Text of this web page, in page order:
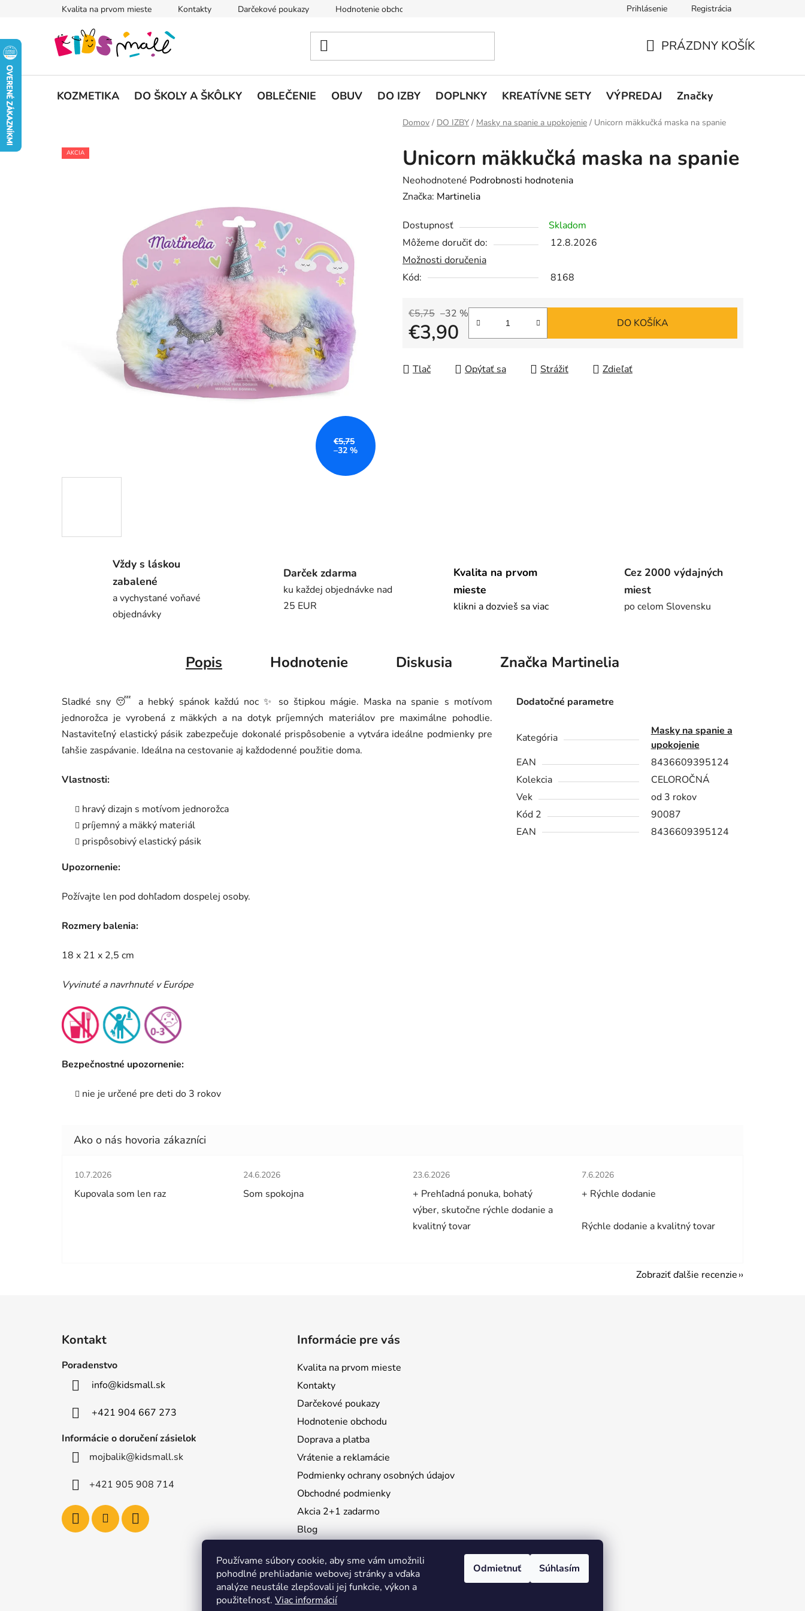
Používame súbory cookie, aby sme vám umožnili
pohodlné prehliadanie webovej stránky a vďaka
analýze neustále zlepšovali jej funkcie, výkon a
použiteľnosť. Viac informácií
Odmietnuť Súhlasím
Kvalita na prvom mieste Kontakty Darčekové poukazy Hodnotenie obchodu Podmienky ochrany osobných údajov
Prihlásenie Registrácia
KOŠÍK
PRÁZDNY KOŠÍK
KOZMETIKA DO ŠKOLY A ŠKÔLKY OBLEČENIE OBUV DO IZBY DOPLNKY KREATÍVNE SETY VÝPREDAJ Značky
Domov / DO IZBY / Masky na spanie a upokojenie / Unicorn mäkkučká maska na spanie
Unicorn mäkkučká maska na spanie
Priemerné
hodnotenie
je
0,0
z
5
Neohodnotené Podrobnosti hodnotenia
Značka: Martinelia
Dostupnosť
Skladom
Môžeme doručiť do:
12.8.2026
Možnosti doručenia
Kód:
8168
€5,75 –32 %
€3,90 DO KOŠÍKA
Tlač Opýtať sa Strážiť Zdieľať
AKCIA
€5,75
–32 %
Vždy s láskou
zabalené
a vychystané voňavé
objednávky
Darček zdarma
ku každej objednávke nad
25 EUR
Kvalita na prvom
mieste
klikni a dozvieš sa viac
Cez 2000 výdajných
miest
po celom Slovensku
Popis Hodnotenie Diskusia Značka Martinelia
Sladké sny 😴 a hebký spánok každú noc ✨ so štipkou mágie. Maska na spanie s motívom
jednorožca je vyrobená z mäkkých a na dotyk príjemných materiálov pre maximálne pohodlie.
Nastaviteľný elastický pásik zabezpečuje dokonalé prispôsobenie a vytvára ideálne podmienky pre
ľahšie zaspávanie. Ideálna na cestovanie aj každodenné použitie doma.
Vlastnosti:
hravý dizajn s motívom jednorožca
príjemný a mäkký materiál
prispôsobivý elastický pásik
Upozornenie:
Požívajte len pod dohľadom dospelej osoby.
Rozmery balenia:
18 x 21 x 2,5 cm
Vyvinuté a navrhnuté v Európe
Bezpečnostné upozornenie:
nie je určené pre deti do 3 rokov
Dodatočné parametre
Kategória
Masky na spanie a
upokojenie
EAN
8436609395124
Kolekcia
CELOROČNÁ
Vek
od 3 rokov
Kód 2
90087
EAN
8436609395124
Hodnotenie obchodu je 5 z 5 hviezdičiek.
10.7.2026
Kupovala som len raz
Hodnotenie obchodu je 5 z 5 hviezdičiek.
24.6.2026
Som spokojna
Hodnotenie obchodu je 5 z 5 hviezdičiek.
23.6.2026
+ Prehľadná ponuka, bohatý
výber, skutočne rýchle dodanie a
kvalitný tovar
Hodnotenie obchodu je 5 z 5 hviezdičiek.
7.6.2026
+ Rýchle dodanie
Rýchle dodanie a kvalitný tovar
Zobraziť ďalšie recenzie
Kontakt
Poradenstvo
info@kidsmall.sk
+421 904 667 273
Informácie o doručení zásielok
mojbalik@kidsmall.sk
+421 905 908 714
Informácie pre vás
Kvalita na prvom mieste
Kontakty
Darčekové poukazy
Hodnotenie obchodu
Doprava a platba
Vrátenie a reklamácie
Podmienky ochrany osobných údajov
Obchodné podmienky
Akcia 2+1 zadarmo
Blog
Instagram